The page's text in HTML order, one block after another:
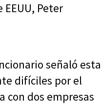
Peter
señaló esta
difíciles por el
con dos empresas